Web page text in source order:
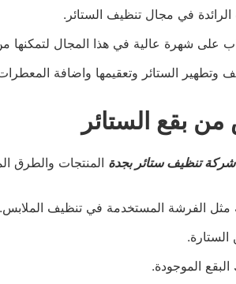
في مجال تنظيف الستائر.
على شهرة عالية في هذا المجال لتمكنها
وتطهير الستائر وتعقيمها واضافة
بقع الستائر
شركة تنظيف ستائر بجدة المنتجات والطرق
مثل الفرشة المستخدمة في تنظيف الملابس.
الستارة.
الموجودة.